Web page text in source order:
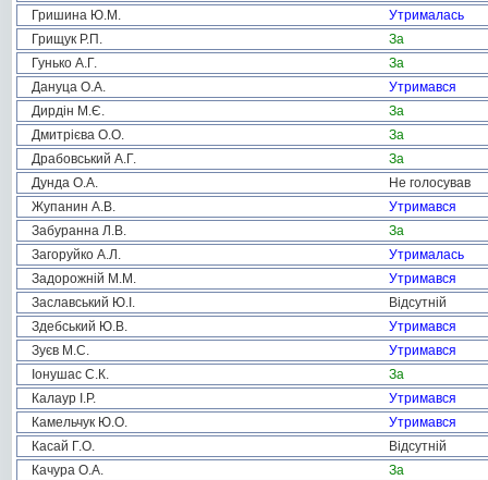
Гришина Ю.М.
Утрималась
Грищук Р.П.
За
Гунько А.Г.
За
Дануца О.А.
Утримався
Дирдін М.Є.
За
Дмитрієва О.О.
За
Драбовський А.Г.
За
Дунда О.А.
Не голосував
Жупанин А.В.
Утримався
Забуранна Л.В.
За
Загоруйко А.Л.
Утрималась
Задорожній М.М.
Утримався
Заславський Ю.І.
Відсутній
Здебський Ю.В.
Утримався
Зуєв М.С.
Утримався
Іонушас С.К.
За
Калаур І.Р.
Утримався
Камельчук Ю.О.
Утримався
Касай Г.О.
Відсутній
Качура О.А.
За